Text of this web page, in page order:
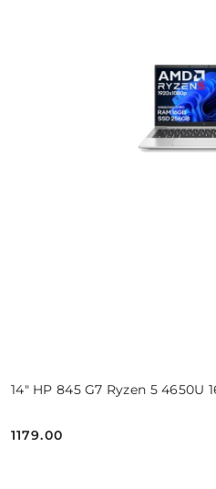
14" HP 845 G7 Ryzen 5 4650U
Cena:
1179.00